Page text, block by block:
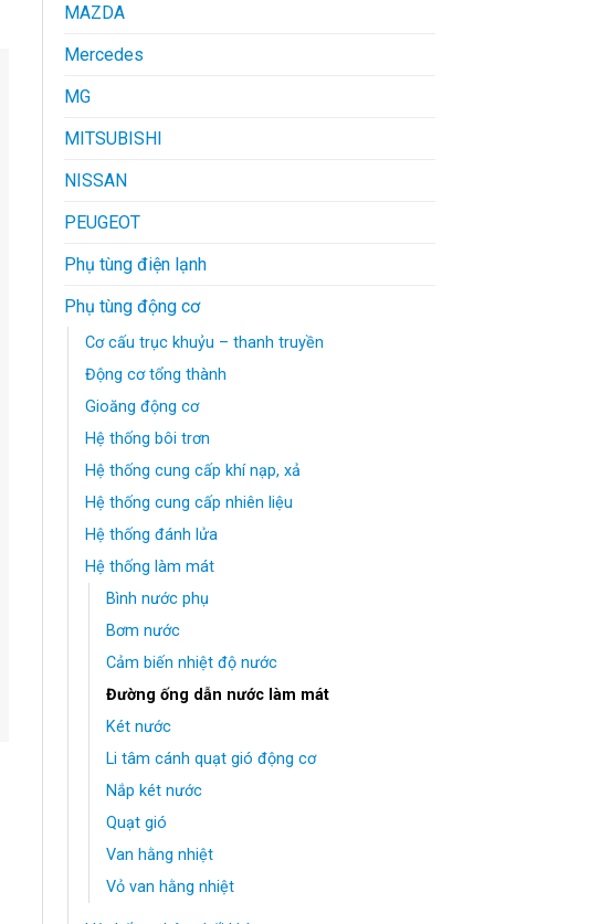
MAZDA
Mercedes
MG
MITSUBISHI
NISSAN
PEUGEOT
Phụ tùng điện lạnh
Phụ tùng động cơ
Cơ cấu trục khuỷu – thanh truyền
Động cơ tổng thành
Gioăng động cơ
Hệ thống bôi trơn
Hệ thống cung cấp khí nạp, xả
Hệ thống cung cấp nhiên liệu
Hệ thống đánh lửa
Hệ thống làm mát
Bình nước phụ
Bơm nước
Cảm biến nhiệt độ nước
Đường ống dẫn nước làm mát
Két nước
Li tâm cánh quạt gió động cơ
Nắp két nước
Quạt gió
Van hằng nhiệt
Vỏ van hằng nhiệt